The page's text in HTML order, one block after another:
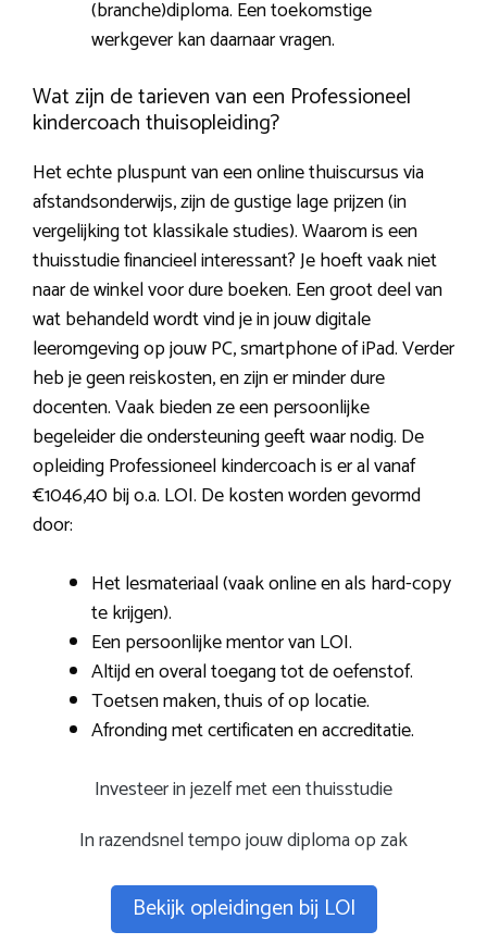
(branche)diploma. Een toekomstige
werkgever kan daarnaar vragen.
Wat zijn de tarieven van een Professioneel
kindercoach thuisopleiding?
Het echte pluspunt van een online thuiscursus via
afstandsonderwijs, zijn de gustige lage prijzen (in
vergelijking tot klassikale studies). Waarom is een
thuisstudie financieel interessant? Je hoeft vaak niet
naar de winkel voor dure boeken. Een groot deel van
wat behandeld wordt vind je in jouw digitale
leeromgeving op jouw PC, smartphone of iPad. Verder
heb je geen reiskosten, en zijn er minder dure
docenten. Vaak bieden ze een persoonlijke
begeleider die ondersteuning geeft waar nodig. De
opleiding Professioneel kindercoach is er al vanaf
€1046,40 bij o.a. LOI. De kosten worden gevormd
door:
Het lesmateriaal (vaak online en als hard-copy
te krijgen).
Een persoonlijke mentor van LOI.
Altijd en overal toegang tot de oefenstof.
Toetsen maken, thuis of op locatie.
Afronding met certificaten en accreditatie.
Investeer in jezelf met een thuisstudie
In razendsnel tempo jouw diploma op zak
Bekijk opleidingen bij LOI